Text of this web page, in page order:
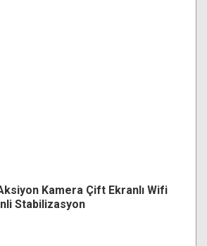
Kamera Çift Ekranlı Wifi
Stabilizasyon